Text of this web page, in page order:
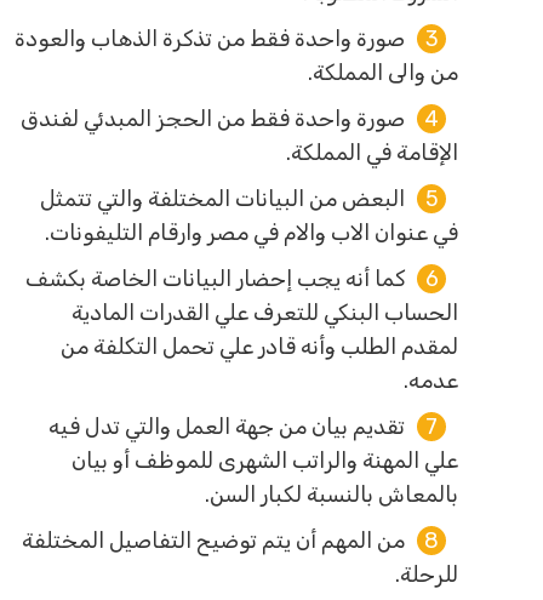
صورة واحدة فقط من تذكرة الذهاب والعودة
من والى المملكة.
صورة واحدة فقط من الحجز المبدئي لفندق
الإقامة في المملكة.
البعض من البيانات المختلفة والتي تتمثل
في عنوان الاب والام في مصر وارقام التليفونات.
كما أنه يجب إحضار البيانات الخاصة بكشف
الحساب البنكي للتعرف علي القدرات المادية
لمقدم الطلب وأنه قادر علي تحمل التكلفة من
عدمه.
تقديم بيان من جهة العمل والتي تدل فيه
علي المهنة والراتب الشهرى للموظف أو بيان
بالمعاش بالنسبة لكبار السن.
من المهم أن يتم توضيح التفاصيل المختلفة
للرحلة.